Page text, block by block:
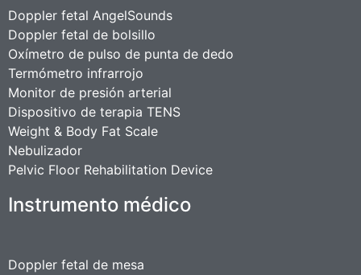
Doppler fetal AngelSounds
Doppler fetal de bolsillo
Oxímetro de pulso de punta de dedo
Termómetro infrarrojo
Monitor de presión arterial
Dispositivo de terapia TENS
Weight & Body Fat Scale
Nebulizador
Pelvic Floor Rehabilitation Device
Instrumento médico
Doppler fetal de mesa